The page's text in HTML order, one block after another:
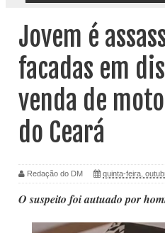
Jovem é
facadas em
venda de
do Ceará
Redação do DM quinta-feira,
O suspeito foi autuado por